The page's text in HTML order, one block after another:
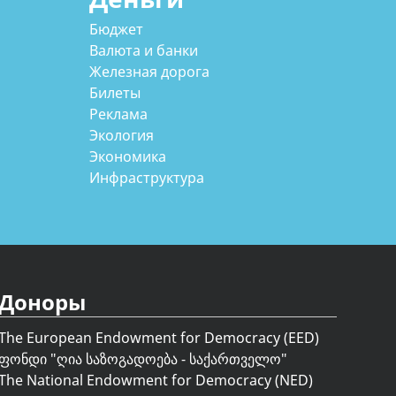
Бюджет
Валюта и банки
Железная дорога
Билеты
Реклама
Экология
Экономика
Инфраструктура
European Endowment for Democracy (EED)
"ღია საზოგადოება - საქართველო"
National Endowment for Democracy (NED)